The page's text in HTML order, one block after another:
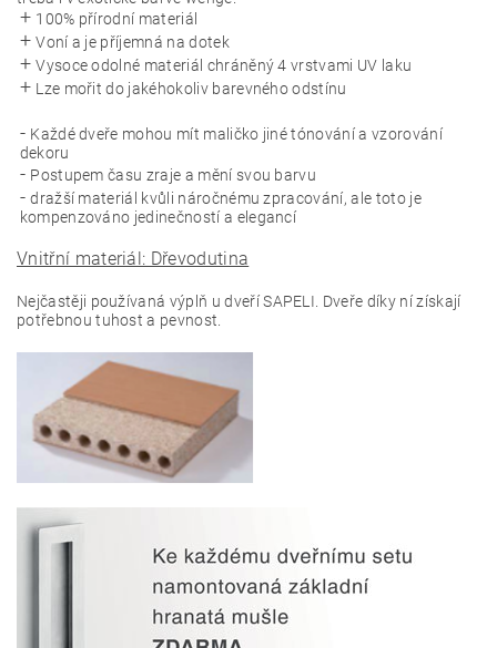
100% přírodní materiál
Voní a je příjemná na dotek
Vysoce odolné materiál chráněný 4 vrstvami UV laku
Lze mořit do jakéhokoliv barevného odstínu
Každé dveře mohou mít maličko jiné tónování a vzorování
dekoru
Postupem času zraje a mění svou barvu
dražší materiál kvůli náročnému zpracování, ale toto je
kompenzováno jedinečností a elegancí
Vnitřní materiál: Dřevodutina
Nejčastěji používaná výplň u dveří SAPELI. Dveře díky ní získají
potřebnou tuhost a pevnost.